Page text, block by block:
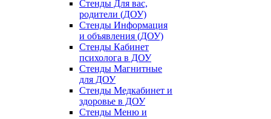
Стенды Для вас,
родители (ДОУ)
Стенды Информация
и объявления (ДОУ)
Стенды Кабинет
психолога в ДОУ
Стенды Магнитные
для ДОУ
Стенды Медкабинет и
здоровье в ДОУ
Стенды Меню и